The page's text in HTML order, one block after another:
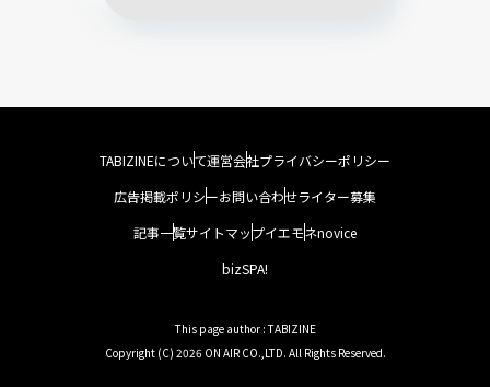
TABIZINEについて運営会社プライバシーポリシー
広告掲載ポリシーお問い合わせライター募集
記事一覧サイトマップイエモネnovice
bizSPA!
This page author : TABIZINE
Copyright (C) 2026 ON AIR CO.,LTD. All Rights Reserved.